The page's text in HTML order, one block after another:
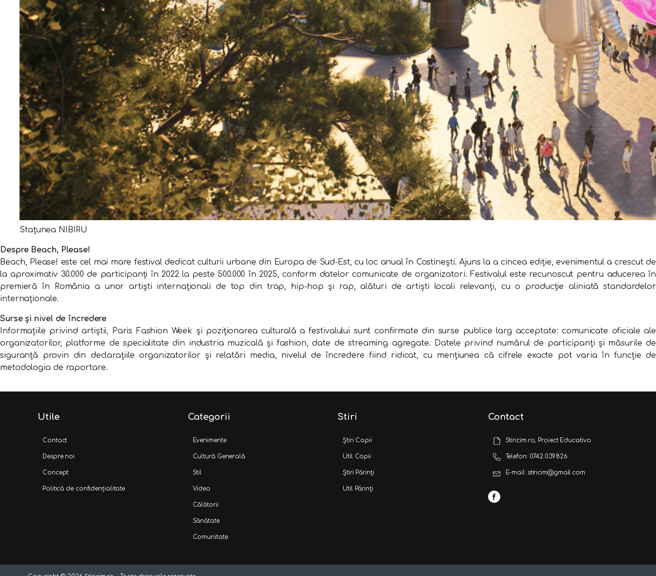
Stațunea NIBIRU
Despre Beach, Please!
Beach, Please! este cel mai mare festival dedicat culturii urbane din Europa de Sud-Est, cu loc anual în Costinești. Ajuns la a cincea ediție, evenimentul a crescut de
la aproximativ 30.000 de participanți în 2022 la peste 500.000 în 2025, conform datelor comunicate de organizatori. Festivalul este recunoscut pentru aducerea în
premieră în România a unor artiști internaționali de top din trap, hip-hop și rap, alături de artiști locali relevanți, cu o producție aliniată standardelor
internaționale.
Surse și nivel de încredere
Informațiile privind artiștii, Paris Fashion Week și poziționarea culturală a festivalului sunt confirmate din surse publice larg acceptate: comunicate oficiale ale
organizatorilor, platforme de specialitate din industria muzicală și fashion, date de streaming agregate. Datele privind numărul de participanți și măsurile de
siguranță provin din declarațiile organizatorilor și relatări media, nivelul de încredere fiind ridicat, cu mențiunea că cifrele exacte pot varia în funcție de
metodologia de raportare.
Utile
Contact
Despre noi
Concept
Politică de confidențialitate
Categorii
Evenimente
Cultură Generală
Stil
Video
Călătorii
Sănătate
Comunitate
Stiri
Știri Copii
Util Copii
Știri Părinți
Util Părinți
Contact
Stiricim.ro, Proiect Educativo
Telefon: 0742.039.826
E-mail: stiricim@gmail.com